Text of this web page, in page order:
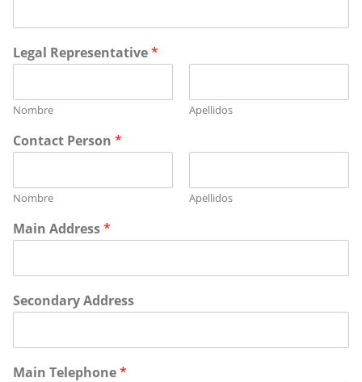
Legal Representative*
Nombre Apellidos
Contact Person *
Nombre Apellidos
Main Address*
Secondary Address
Main Telephone*